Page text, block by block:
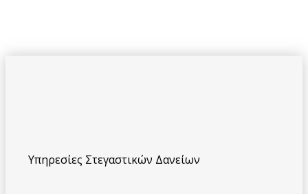
Υπηρεσίες Στεγαστικών Δανείων